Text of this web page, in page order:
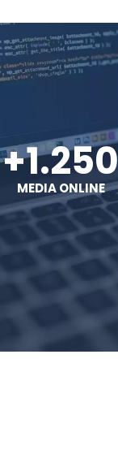
+1.250
MEDIA ONLINE